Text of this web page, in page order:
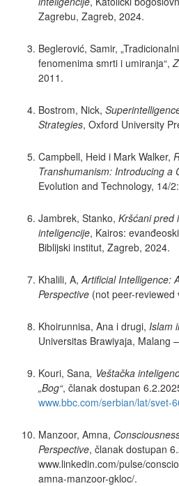
Zagrebu, Zagreb, 2024.
Beglerović, Samir,
fenomenima smrti i umiranja“,
2011.
Bostrom, Nick,
Strategies, Oxford University
Campbell, Heid i Mark Walker,
Transhumanism: Introducing a
Evolution and Technology, 14/
Jambrek, Stanko, Kršćani pred
inteligencije, Kairos:
Biblijski institut, Zagreb, 2024.
Khalili, A, Artificial Intelligence:
Perspective (not peer-reviewed
Khoirunnisa, Ana i drugi, Islam
Universitas Brawiyaja, Malang
Kouri, Sana, Veštačka
„Bog“, članak dostupan
www.bbc.com/serbian/lat/svet-
Manzoor, Amna,
Perspective, članak dostupan
www.linkedin.com/pulse/
amna-manzoor-gkloc/.